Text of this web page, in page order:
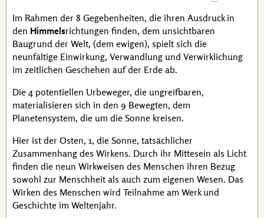
Im Rahmen der 8 Gegebenheiten, die ihren Ausdruck in
den Himmelsrichtungen finden, dem unsichtbaren
Baugrund der Welt, (dem ewigen), spielt sich die
neunfältige Einwirkung, Verwandlung und Verwirklichung
im zeitlichen Geschehen auf der Erde ab.
Die 4 potentiellen Urbeweger, die ungreifbaren,
materialisieren sich in den 9 Bewegten, dem
Planetensystem, die um die Sonne kreisen.
Hier ist der Osten, 1, die Sonne, tatsächlicher
Zusammenhang des Wirkens. Durch ihr Mittesein als Licht
finden die neun Wirkweisen des Menschen ihren Bezug
sowohl zur Menschheit als auch zum eigenen Wesen. Das
Wirken des Menschen wird Teilnahme am Werk und
Geschichte im Weltenjahr.